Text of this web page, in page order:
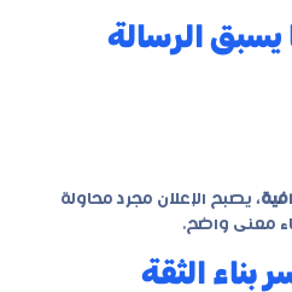
يسبق الرسالة
، يصبح الإعلان مجرد محاولة
معنى واضح.
بناء الثقة